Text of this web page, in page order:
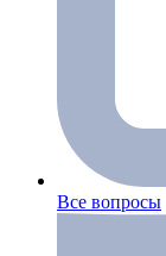
Все вопросы